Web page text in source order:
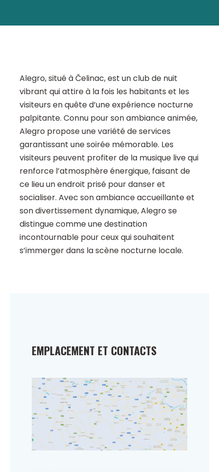
Alegro, situé à Čelinac, est un club de nuit
vibrant qui attire à la fois les habitants et les
visiteurs en quête d’une expérience nocturne
palpitante. Connu pour son ambiance animée,
Alegro propose une variété de services
garantissant une soirée mémorable. Les
visiteurs peuvent profiter de la musique live qui
renforce l’atmosphère énergique, faisant de
ce lieu un endroit prisé pour danser et
socialiser. Avec son ambiance accueillante et
son divertissement dynamique, Alegro se
distingue comme une destination
incontournable pour ceux qui souhaitent
s’immerger dans la scène nocturne locale.
EMPLACEMENT ET CONTACTS